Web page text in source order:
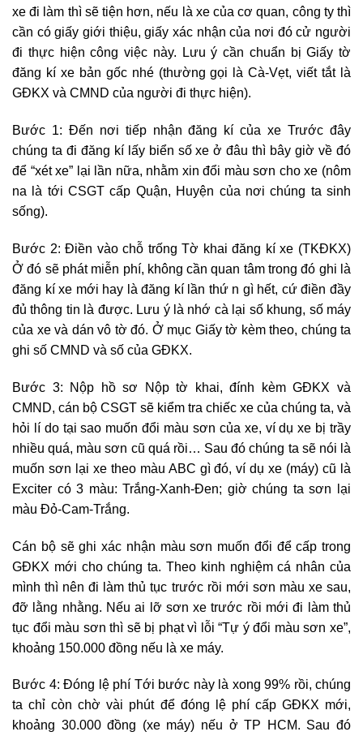
xe đi làm thì sẽ tiện hơn, nếu là xe của cơ quan, công ty thì
cần có giấy giới thiệu, giấy xác nhận của nơi đó cử người
đi thực hiện công việc này. Lưu ý cần chuẩn bị Giấy tờ
đăng kí xe bản gốc nhé (thường gọi là Cà-Vẹt, viết tắt là
GĐKX và CMND của người đi thực hiện).
Bước 1: Đến nơi tiếp nhận đăng kí của xe Trước đây
chúng ta đi đăng kí lấy biển số xe ở đâu thì bây giờ về đó
để “xét xe” lại lần nữa, nhằm xin đổi màu sơn cho xe (nôm
na là tới CSGT cấp Quận, Huyện của nơi chúng ta sinh
sống).
Bước 2: Điền vào chỗ trống Tờ khai đăng kí xe (TKĐKX)
Ở đó sẽ phát miễn phí, không cần quan tâm trong đó ghi là
đăng kí xe mới hay là đăng kí lần thứ n gì hết, cứ điền đầy
đủ thông tin là được. Lưu ý là nhớ cà lại số khung, số máy
của xe và dán vô tờ đó. Ở mục Giấy tờ kèm theo, chúng ta
ghi số CMND và số của GĐKX.
Bước 3: Nộp hồ sơ Nộp tờ khai, đính kèm GĐKX và
CMND, cán bộ CSGT sẽ kiểm tra chiếc xe của chúng ta, và
hỏi lí do tại sao muốn đổi màu sơn của xe, ví dụ xe bị trầy
nhiều quá, màu sơn cũ quá rồi… Sau đó chúng ta sẽ nói là
muốn sơn lại xe theo màu ABC gì đó, ví dụ xe (máy) cũ là
Exciter có 3 màu: Trắng-Xanh-Đen; giờ chúng ta sơn lại
màu Đỏ-Cam-Trắng.
Cán bộ sẽ ghi xác nhận màu sơn muốn đổi để cấp trong
GĐKX mới cho chúng ta. Theo kinh nghiệm cá nhân của
mình thì nên đi làm thủ tục trước rồi mới sơn màu xe sau,
đỡ lằng nhằng. Nếu ai lỡ sơn xe trước rồi mới đi làm thủ
tục đổi màu sơn thì sẽ bị phạt vì lỗi “Tự ý đổi màu sơn xe”,
khoảng 150.000 đồng nếu là xe máy.
Bước 4: Đóng lệ phí Tới bước này là xong 99% rồi, chúng
ta chỉ còn chờ vài phút để đóng lệ phí cấp GĐKX mới,
khoảng 30.000 đồng (xe máy) nếu ở TP HCM. Sau đó